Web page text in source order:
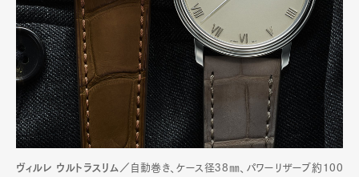
Pen Membership
Magazine
Official Columnist
About
Contact
Pen Meet
Pen international Pen tw
ヴィルレ ウルトラスリム／ 自動巻き、ケース径38㎜、パワーリザーブ約100